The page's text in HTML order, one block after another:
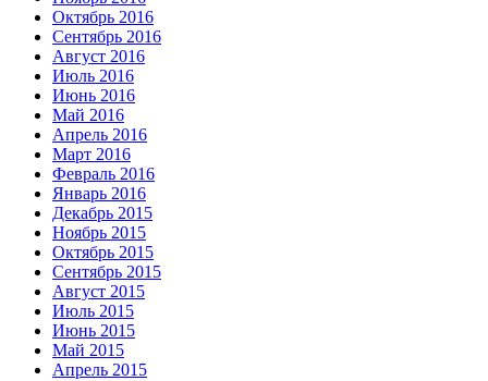
Октябрь 2016
Сентябрь 2016
Август 2016
Июль 2016
Июнь 2016
Май 2016
Апрель 2016
Март 2016
Февраль 2016
Январь 2016
Декабрь 2015
Ноябрь 2015
Октябрь 2015
Сентябрь 2015
Август 2015
Июль 2015
Июнь 2015
Май 2015
Апрель 2015